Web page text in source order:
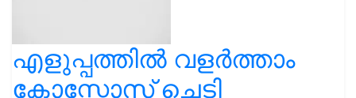
എളുപ്പത്തിൽ വളർത്താം
കോസ്മോസ് ചെടി